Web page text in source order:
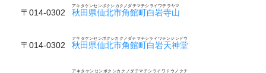
〒014-0302 秋田県仙北市角館町白岩寺山
アキタケンセンボクシカクノダテマチシライワテラヤマ
〒014-0302 秋田県仙北市角館町白岩天神堂
アキタケンセンボクシカクノダテマチシライワテンジンドウ
アキタケンセンボクシカクノダテマチシライワドウノクチ